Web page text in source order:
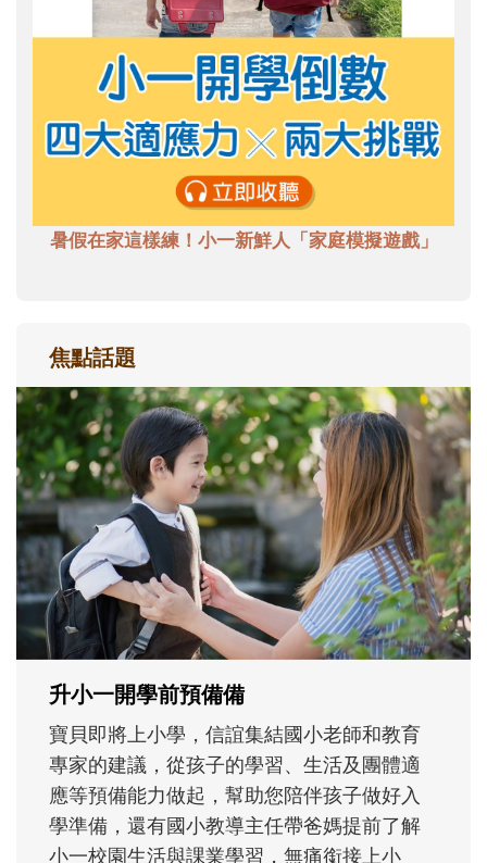
暑假在家這樣練！小一新鮮人「家庭模擬遊戲」
焦點話題
和孩子一起長大的那個男人│讀懂父親的
不同模樣
沒有人天生就擅長當爸爸！男人總是在一次
次「前所未有」的體驗中，跟著孩子一起長
大。從給予安全感的肢體遊戲，到獨立自
主、角色認同及解決問題的能力養成。爸爸
正嘗試用不同的模樣，參與孩子每個重要的